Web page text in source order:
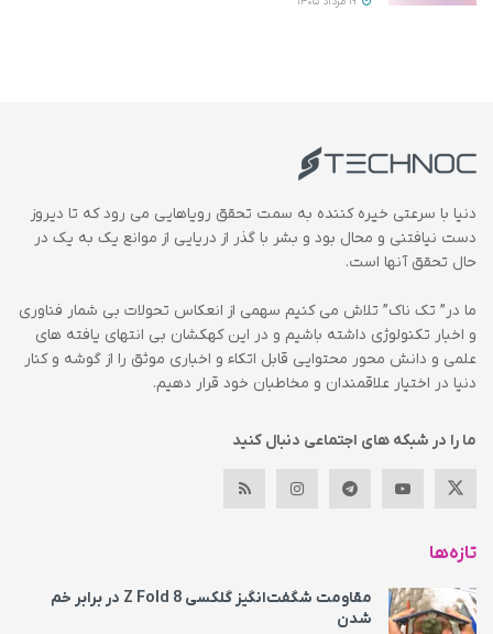
دنیا با سرعتی خیره کننده به سمت تحقق رویاهایی می رود که تا دیروز
دست نیافتنی و محال بود و بشر با گذر از دریایی از موانع یک به یک در
حال تحقق آنها است.
ما در” تک ناک” تلاش می کنیم سهمی از انعکاس تحولات بی شمار فناوری
و اخبار تکنولوژی داشته باشیم و در این کهکشان بی انتهای یافته های
علمی و دانش محور محتوایی قابل اتکاء و اخباری موثق را از گوشه و کنار
دنیا در اختیار علاقمندان و مخاطبان خود قرار دهیم.
ما را در شبکه های اجتماعی دنبال کنید
تازه‌ها
مقاومت شگفت‌انگیز گلکسی Z Fold 8 در برابر خم
شدن